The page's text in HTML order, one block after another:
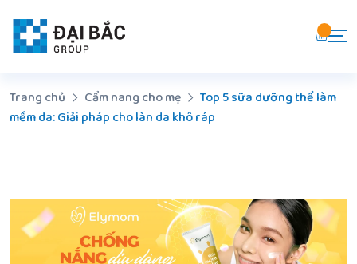
đến
nội
Trang chủ
Cẩm nang cho mẹ
Top 5 sữa dưỡng thể làm
mềm da: Giải pháp cho làn da khô ráp